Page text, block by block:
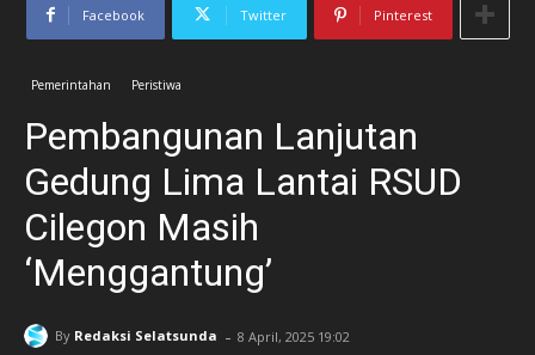
Facebook Twitter Pinterest
Pemerintahan Peristiwa
Pembangunan Lanjutan
Gedung Lima Lantai RSUD
Cilegon Masih
‘Menggantung’
By Redaksi Selatsunda - 8 April, 2025 19:02